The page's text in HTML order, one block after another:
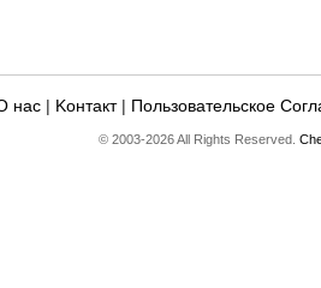
нас | Kонтакт| Пользовательское
© 2003-2026 All Rights Reserved.